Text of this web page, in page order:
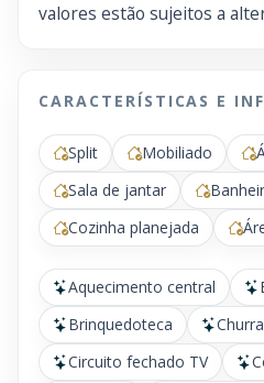
valores estão sujeitos a
CARACTERÍSTICAS E
Split Mobiliado
Sala de jantar
Cozinha planejada
Aquecimento central
Brinquedoteca
Circuito fechado TV